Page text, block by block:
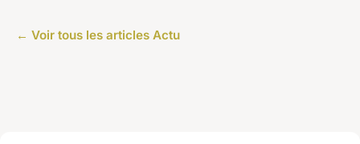
← Voir tous les articles Actu